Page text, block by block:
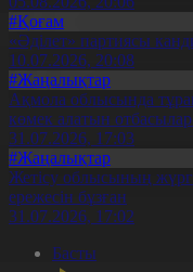
#Қоғам
«Әділет» партиясы
10.07.2026, 20:08
#Жаңалықтар
Ақмола облысында
көмек алатын
31.07.2026, 17:03
#Жаңалықтар
Жетісу облысының
ережесін бұзған
31.07.2026, 17:02
Басты